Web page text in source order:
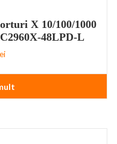
X 10/100/1000
48LPD-L